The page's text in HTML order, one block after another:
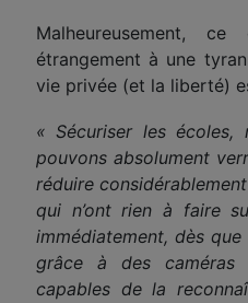
Malheureusement,
étrangement à une
vie privée (et la liberté)
« Sécuriser les écoles,
pouvons absolument
réduire
qui n’ont rien à faire
immédiatement, dès que
grâce à des caméras
capables dela